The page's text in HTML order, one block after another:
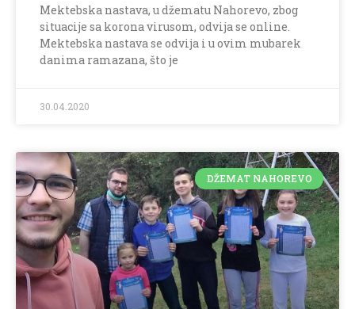
Mektebska nastava, u džematu Nahorevo, zbog
situacije sa korona virusom, odvija se online.
Mektebska nastava se odvija i u ovim mubarek
danima ramazana, što je
30.04.2020
DŽEMAT NAHOREVO